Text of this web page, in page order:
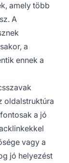
amely több
A
a
ennek a
oldalstruktúra
a jó
vagy a
jó helyezést